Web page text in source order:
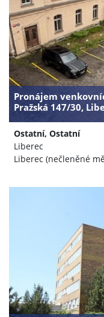
Pronájem
Pražská 147/30,
Ostatní, Ostatní
Liberec
Liberec (nečleněné